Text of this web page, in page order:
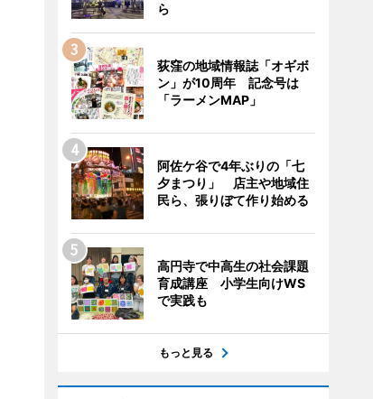
ら
荻窪の地域情報誌「オギボ
ン」が10周年 記念号は
「ラーメンMAP」
阿佐ケ谷で4年ぶりの「七
夕まつり」 店主や地域住
民ら、張りぼて作り始める
高円寺で中高生の社会課題
育成講座 小学生向けWS
で実践も
もっと見る